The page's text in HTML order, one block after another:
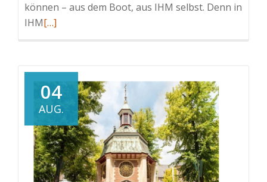
können – aus dem Boot, aus IHM selbst. Denn in
IHMRead
[…]
04
AUG.